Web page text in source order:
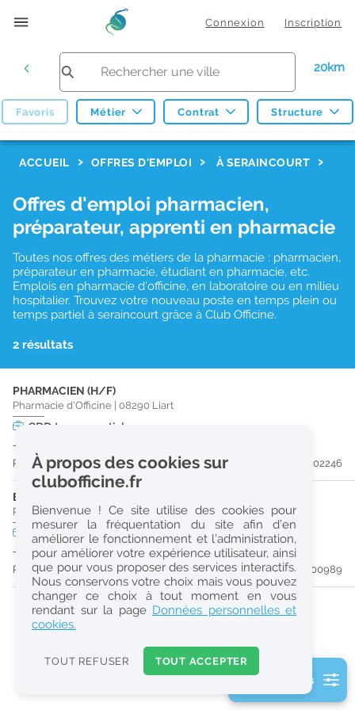
Connexion Inscription
20km
Favoris Métier Contrat Structure
Réinitialiser
Consulter les offres de la France d'outre-mer
ACCUEIL OFFRES D'EMPLOI À SERAINCOURT
Offres d'emploi pharmacien,
préparateur, apprenti en pharmacie
Toutes nos offres des métiers de la pharmacie : pharmacien,
préparateur en pharmacie, étudiant en pharmacie, etc.
Emplois en pharmacie d'officine, en laboratoire ou en milieu
hospitalier. Trouvez votre nouveau poste en temps plein ou
temps partiel à seraincourt grâce à Club Officine.
2 résultats
PHARMACIEN (H/F)
Pharmacie d'Officine 08290 Liart
CDD temps partiel
Jusqu'au 27/02/27
Publiée il y a 31 jour(s)
#202246
ETUDIANT EN PHARMACIE (H/F)
Pharmacie d'Officine|08300 Rethel
CDD temps plein
Jusqu'au 07/08/26
Publiée il y a 47 jour(s)
#200989
2 filtre(s) actifs
À propos des cookies sur
clubofficine.fr
Bienvenue ! Ce site utilise des cookies pour
mesurer la fréquentation du site afin d’en
améliorer le fonctionnement et l’administration,
pour améliorer votre expérience utilisateur, ainsi
que pour vous proposer des services interactifs.
Nous conservons votre choix mais vous pouvez
changer ce choix à tout moment en vous
rendant sur la page Données personnelles et
cookies.
TOUT REFUSER TOUT ACCEPTER